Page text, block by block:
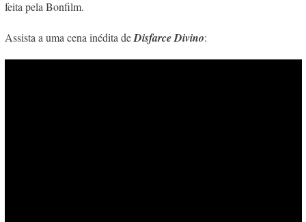
feita pela Bonfilm.
Assista a uma cena inédita deDisfarce Divino: